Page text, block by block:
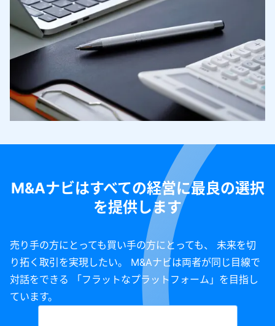
M&Aナビはすべての経営に最良の選択
を提供します
売り手の方にとっても買い手の方にとっても、 未来を切
り拓く取引を実現したい。 M&Aナビは両者が同じ目線で
対話をできる 「フラットなプラットフォーム」を目指し
ています。